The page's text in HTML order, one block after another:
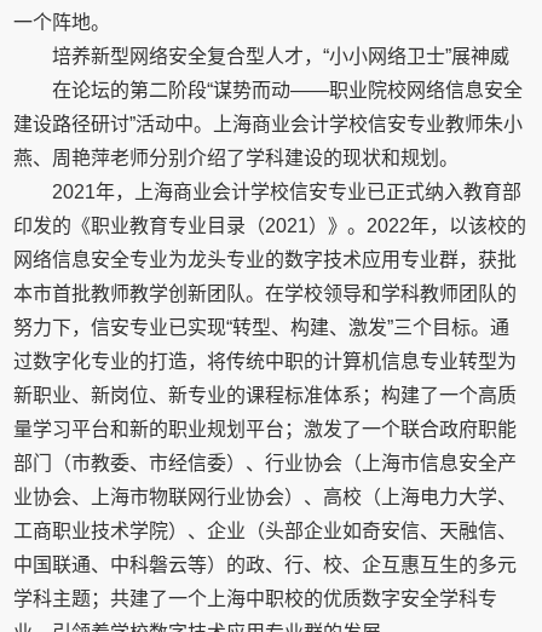
一个阵地。
培养新型网络安全复合型人才，“小小网络卫士”展神威
在论坛的第二阶段“谋势而动——职业院校网络信息安全
建设路径研讨”活动中。上海商业会计学校信安专业教师朱小
燕、周艳萍老师分别介绍了学科建设的现状和规划。
2021年，上海商业会计学校信安专业已正式纳入教育部
印发的《职业教育专业目录（2021）》。2022年，以该校的
网络信息安全专业为龙头专业的数字技术应用专业群，获批
本市首批教师教学创新团队。在学校领导和学科教师团队的
努力下，信安专业已实现“转型、构建、激发”三个目标。通
过数字化专业的打造，将传统中职的计算机信息专业转型为
新职业、新岗位、新专业的课程标准体系；构建了一个高质
量学习平台和新的职业规划平台；激发了一个联合政府职能
部门（市教委、市经信委）、行业协会（上海市信息安全产
业协会、上海市物联网行业协会）、高校（上海电力大学、
工商职业技术学院）、企业（头部企业如奇安信、天融信、
中国联通、中科磐云等）的政、行、校、企互惠互生的多元
学科主题；共建了一个上海中职校的优质数字安全学科专